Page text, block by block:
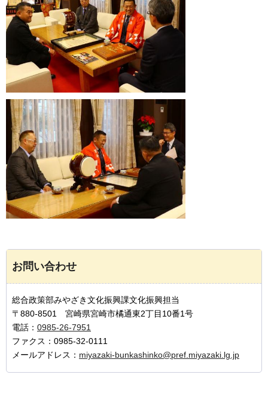
お問い合わせ
総合政策部みやざき文化振興課文化振興担当
〒880-8501 宮崎県宮崎市橘通東2丁目10番1号
電話： 0985-26-7951
ファクス：0985-32-0111
メールアドレス： miyazaki-bunkashinko@pref.miyazaki.lg.jp